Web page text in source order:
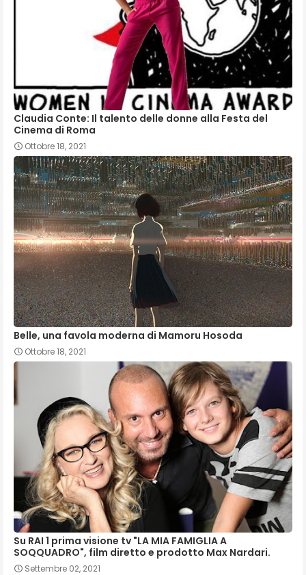
Claudia Conte: Il talento delle donne alla Festa del
Cinema di Roma
Ottobre 18, 2021
Belle, una favola moderna di Mamoru Hosoda
Ottobre 18, 2021
Su RAI 1 prima visione tv "LA MIA FAMIGLIA A
SOQQUADRO", film diretto e prodotto Max Nardari.
Settembre 02, 2021